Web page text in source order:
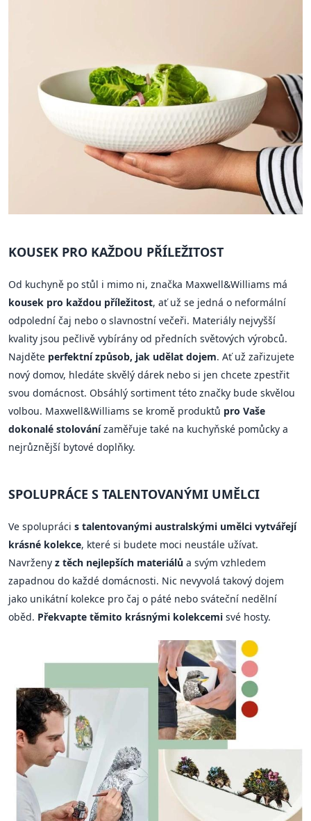
KOUSEK PRO KAŽDOU PŘÍLEŽITOST
Od kuchyně po stůl i mimo ni, značka Maxwell&Williams má
kousek pro každou příležitost, ať už se jedná o neformální
odpolední čaj nebo o slavnostní večeři. Materiály nejvyšší
kvality jsou pečlivě vybírány od předních světových výrobců.
Najděte perfektní způsob, jak udělat dojem. Ať už zařizujete
nový domov, hledáte skvělý dárek nebo si jen chcete zpestřit
svou domácnost. Obsáhlý sortiment této značky bude skvělou
volbou. Maxwell&Williams se kromě produktů pro Vaše
dokonalé stolovánízaměřuje také na kuchyňské pomůcky a
nejrůznější bytové doplňky.
SPOLUPRÁCE S TALENTOVANÝMI UMĚLCI
Ve spolupráci s talentovanými australskými umělci vytvářejí
krásné kolekce, které si budete moci neustále užívat.
Navrženy z těch nejlepších materiálů a svým vzhledem
zapadnou do každé domácnosti. Nic nevyvolá takový dojem
jako unikátní kolekce pro čaj o páté nebo sváteční nedělní
oběd. Překvapte těmito krásnými kolekcemi své hosty.